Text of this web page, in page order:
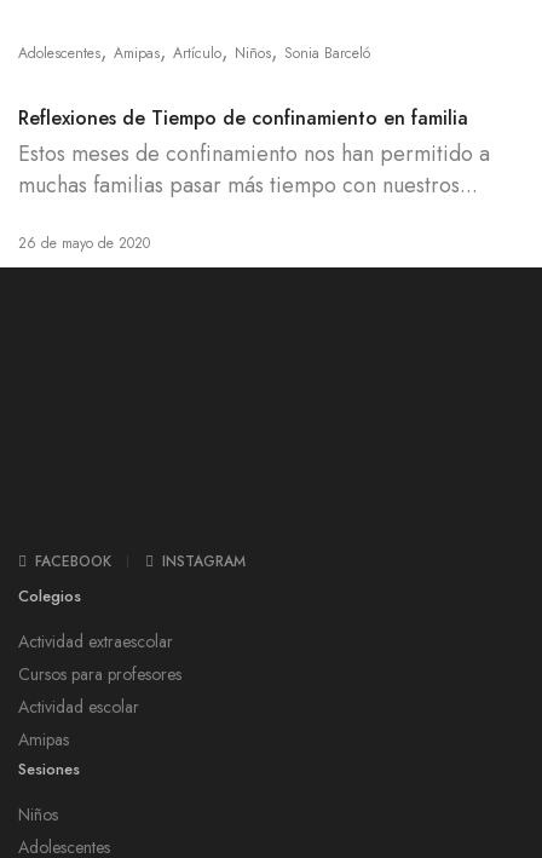
Adolescentes, Amipas, Artículo, Niños, Sonia Barceló
Reflexiones de Tiempo de confinamiento en familia
Estos meses de confinamiento nos han permitido a
muchas familias pasar más tiempo con nuestros...
26 de mayo de 2020
FACEBOOK INSTAGRAM
Colegios
Actividad extraescolar
Cursos para profesores
Actividad escolar
Amipas
Sesiones
Niños
Adolescentes